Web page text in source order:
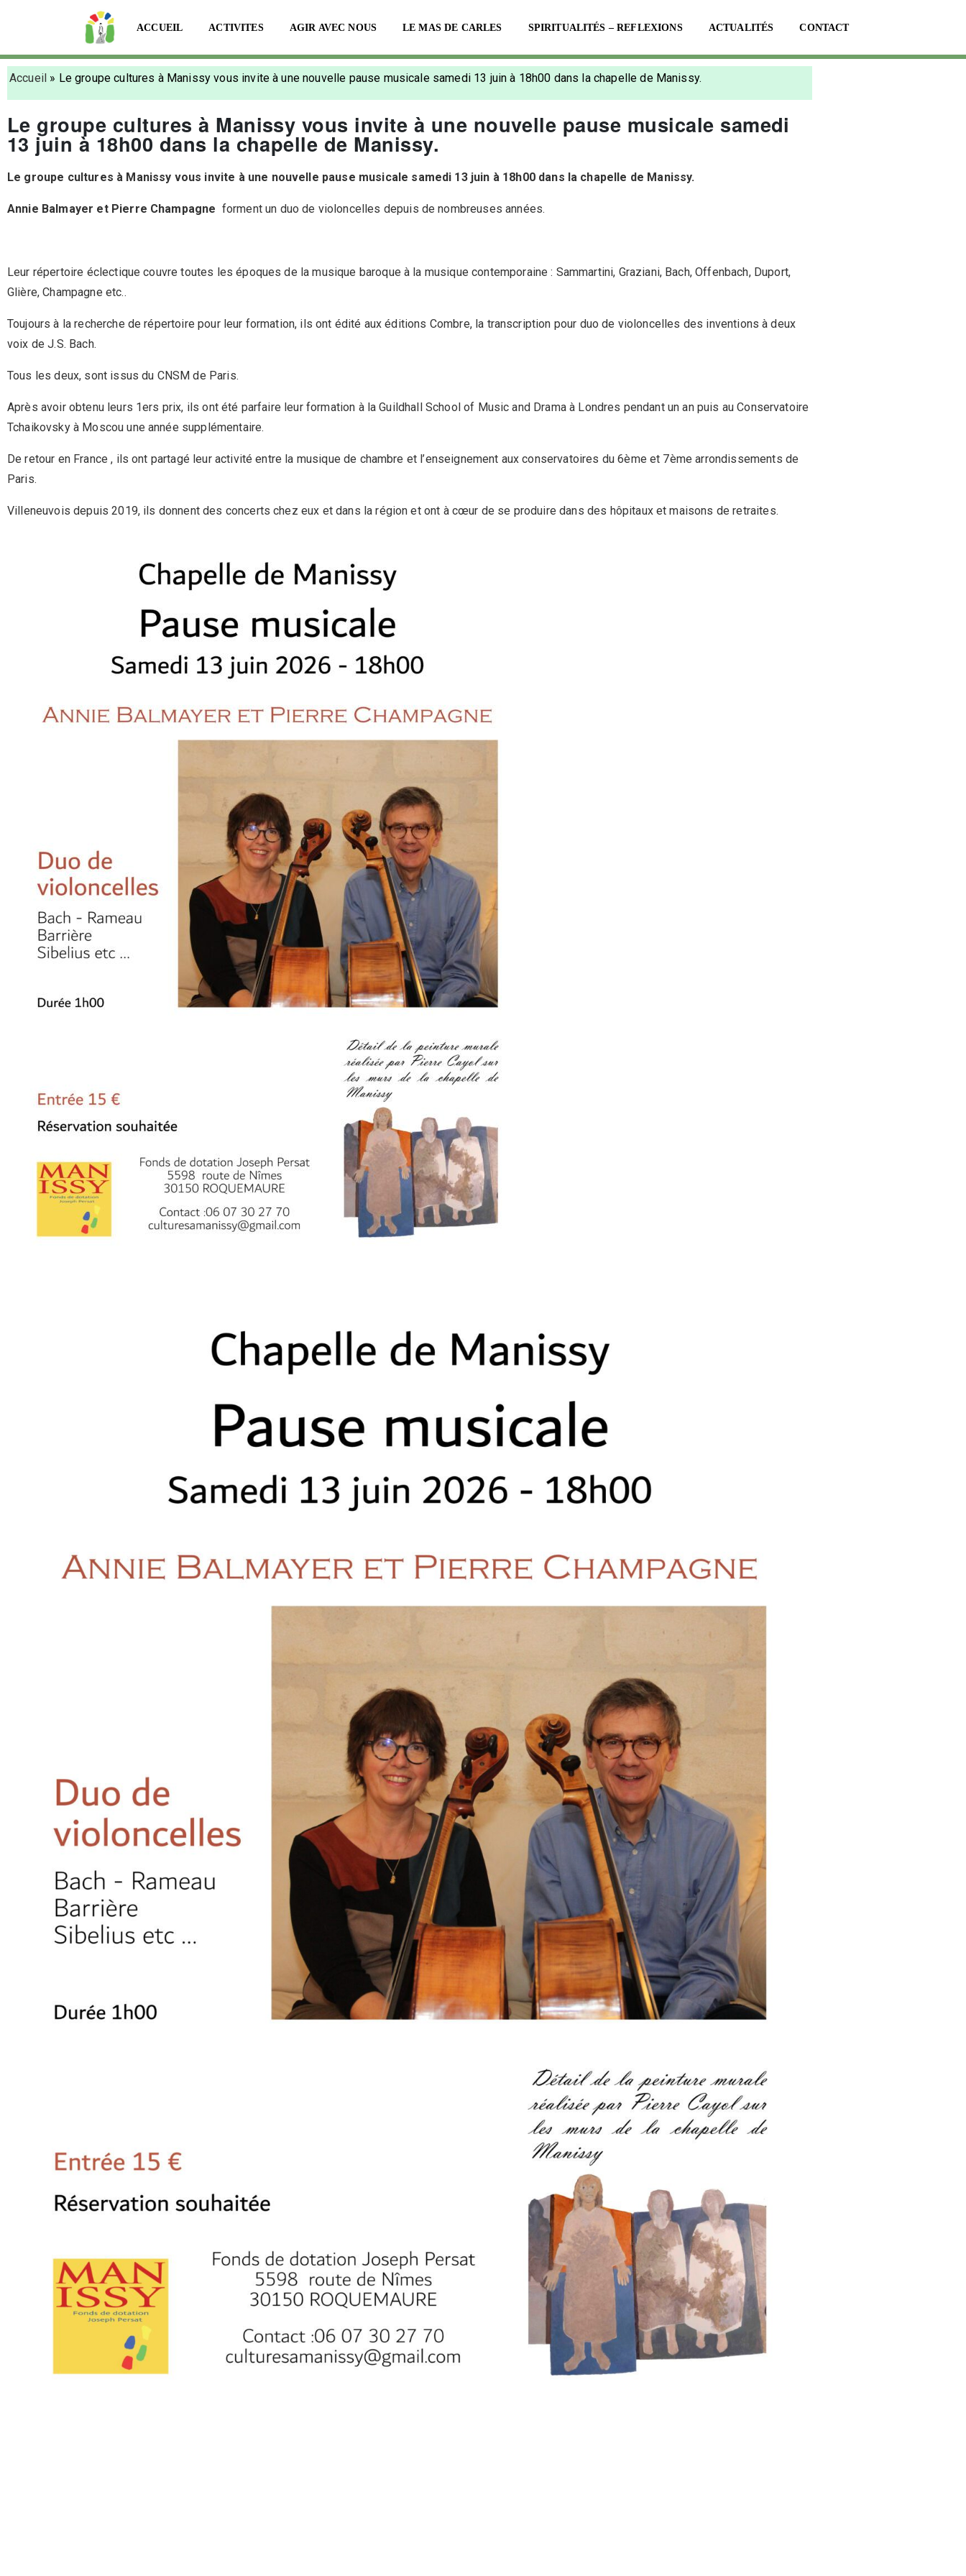
ACCUEIL ACTIVITES AGIR AVEC NOUS LE MAS DE CARLES SPIRITUALITÉS – REFLEXIONS ACTUALITÉS CONTACT
Accueil » Le groupe cultures à Manissy vous invite à une nouvelle pause musicale samedi 13 juin à 18h00 dans la chapelle de Manissy.
Le groupe cultures à Manissy vous invite à une nouvelle pause musicale samedi
13 juin à 18h00 dans la chapelle de Manissy.
Le groupe cultures à Manissy vous invite à une nouvelle pause musicale samedi 13 juin à 18h00 dans la chapelle de Manissy.
Annie Balmayer et Pierre Champagne forment un duo de violoncelles depuis de nombreuses années.
Leur répertoire éclectique couvre toutes les époques de la musique baroque à la musique contemporaine : Sammartini, Graziani, Bach, Offenbach, Duport,
Glière, Champagne etc..
Toujours à la recherche de répertoire pour leur formation, ils ont édité aux éditions Combre, la transcription pour duo de violoncelles des inventions à deux
voix de J.S. Bach.
Tous les deux, sont issus du CNSM de Paris.
Après avoir obtenu leurs 1ers prix, ils ont été parfaire leur formation à la Guildhall School of Music and Drama à Londres pendant un an puis au Conservatoire
Tchaikovsky à Moscou une année supplémentaire.
De retour en France , ils ont partagé leur activité entre la musique de chambre et l’enseignement aux conservatoires du 6ème et 7ème arrondissements de
Paris.
Villeneuvois depuis 2019, ils donnent des concerts chez eux et dans la région et ont à cœur de se produire dans des hôpitaux et maisons de retraites.